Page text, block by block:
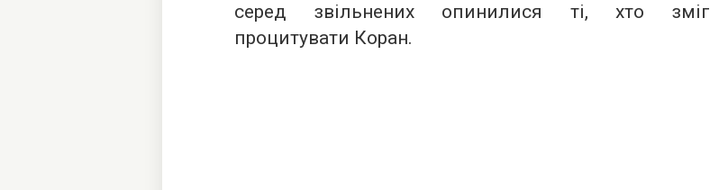
серед звільнених опинилися ті, хто зміг
процитувати Коран.